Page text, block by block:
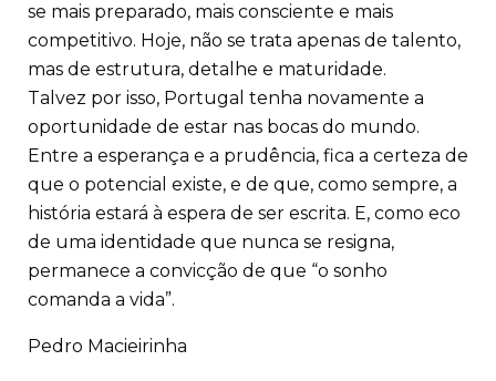
se mais preparado, mais consciente e mais
competitivo. Hoje, não se trata apenas de talento,
mas de estrutura, detalhe e maturidade.
Talvez por isso, Portugal tenha novamente a
oportunidade de estar nas bocas do mundo.
Entre a esperança e a prudência, fica a certeza de
que o potencial existe, e de que, como sempre, a
história estará à espera de ser escrita. E, como eco
de uma identidade que nunca se resigna,
permanece a convicção de que “o sonho
comanda a vida”.
Pedro Macieirinha